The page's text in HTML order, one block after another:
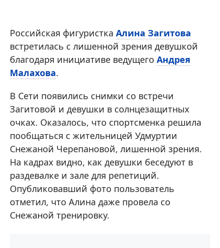
Российская фигуристка Алина Загитова
встретилась с лишенной зрения девушкой
благодаря инициативе ведущего Андрея
Малахова.
В Сети появились снимки со встречи
Загитовой и девушки в солнцезащитных
очках. Оказалось, что спортсменка решила
пообщаться с жительницей Удмуртии
Снежаной Черепановой, лишенной зрения.
На кадрах видно, как девушки беседуют в
раздевалке и зале для репетиций.
Опубликовавший фото пользователь
отметил, что Алина даже провела со
Снежаной тренировку.